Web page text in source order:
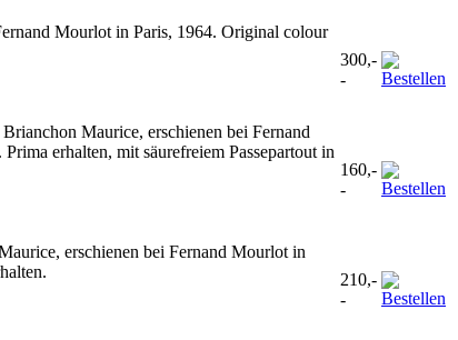
Mourlot in Paris, 1964. Original colour
300,-
-
Maurice, erschienen bei Fernand
erhalten, mit säurefreiem Passepartout in
160,-
-
erschienen bei Fernand Mourlot in
210,-
-